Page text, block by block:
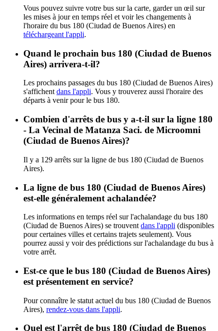
Vous pouvez suivre votre bus sur la carte, garder un œil sur
les mises à jour en temps réel et voir les changements à
l'horaire du bus 180 (Ciudad de Buenos Aires) en
téléchargeant l'appli.
Quand le prochain bus 180 (Ciudad de Buenos
Aires) arrivera-t-il?
Les prochains passages du bus 180 (Ciudad de Buenos Aires)
s'affichent dans l'appli. Vous y trouverez aussi l'horaire des
départs à venir pour le bus 180.
Combien d'arrêts de bus y a-t-il sur la ligne 180
- La Vecinal de Matanza Saci. de Microomni
(Ciudad de Buenos Aires)?
Il y a 129 arrêts sur la ligne de bus 180 (Ciudad de Buenos
Aires).
La ligne de bus 180 (Ciudad de Buenos Aires)
est-elle généralement achalandée?
Les informations en temps réel sur l'achalandage du bus 180
(Ciudad de Buenos Aires) se trouvent dans l'appli (disponibles
pour certaines villes et certains trajets seulement). Vous
pourrez aussi y voir des prédictions sur l'achalandage du bus à
votre arrêt.
Est-ce que le bus 180 (Ciudad de Buenos Aires)
est présentement en service?
Pour connaître le statut actuel du bus 180 (Ciudad de Buenos
Aires), rendez-vous dans l'appli.
Quel est l'arrêt de bus 180 (Ciudad de Buenos